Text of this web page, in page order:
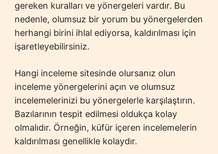
gereken kuralları ve yönergeleri vardır. Bu
nedenle, olumsuz bir yorum bu yönergelerden
herhangi birini ihlal ediyorsa, kaldırılması için
işaretleyebilirsiniz.
Hangi inceleme sitesinde olursanız olun
inceleme yönergelerini açın ve olumsuz
incelemelerinizi bu yönergelerle karşılaştırın.
Bazılarının tespit edilmesi oldukça kolay
olmalıdır. Örneğin, küfür içeren incelemelerin
kaldırılması genellikle kolaydır.